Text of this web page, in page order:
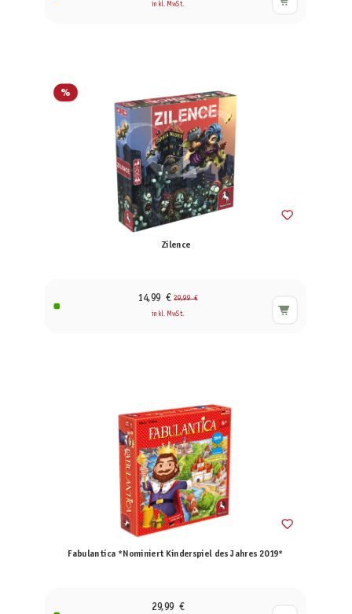
inkl. MwSt.
%
Zilence
14,99 € 29,99 €
inkl. MwSt.
Fabulantica *Nominiert Kinderspiel des Jahres 2019*
29,99 €